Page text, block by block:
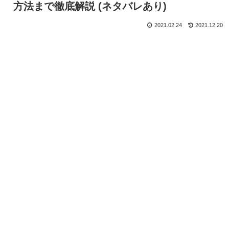
方法まで徹底解説 (ネタバレあり)
2021.12.20
2021.02.24